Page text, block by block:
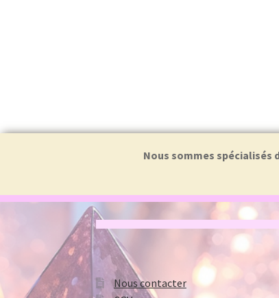
Nous sommes spécialisés
Nous contacter